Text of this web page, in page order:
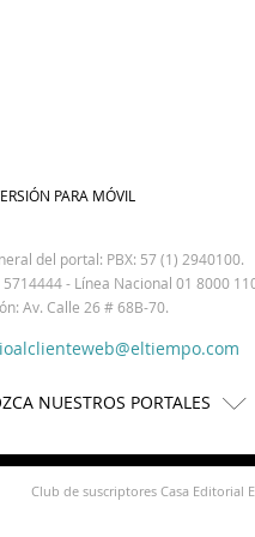
PARA MÓVIL
del portal: PBX: 57 (1) 2940100.
5714444 - Línea Nacional 01 8000
Av. Calle 26 # 68B-70.
NUESTROS PORTALES
Club de suscriptores Casa Editorial